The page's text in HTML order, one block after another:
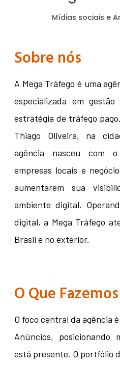
Mídias sociais e
Sobre nós
A Mega Tráfego é uma
especializada em
estratégia de tráfego
Thiago Oliveira, na
agência nasceu com
empresas locais e
aumentarem sua
ambiente digital.
digital, a Mega Tráfego
Brasil e no exterior.
O Que Fazemos
O foco central da agência
Anúncios, posicionando
está presente. O portfólio